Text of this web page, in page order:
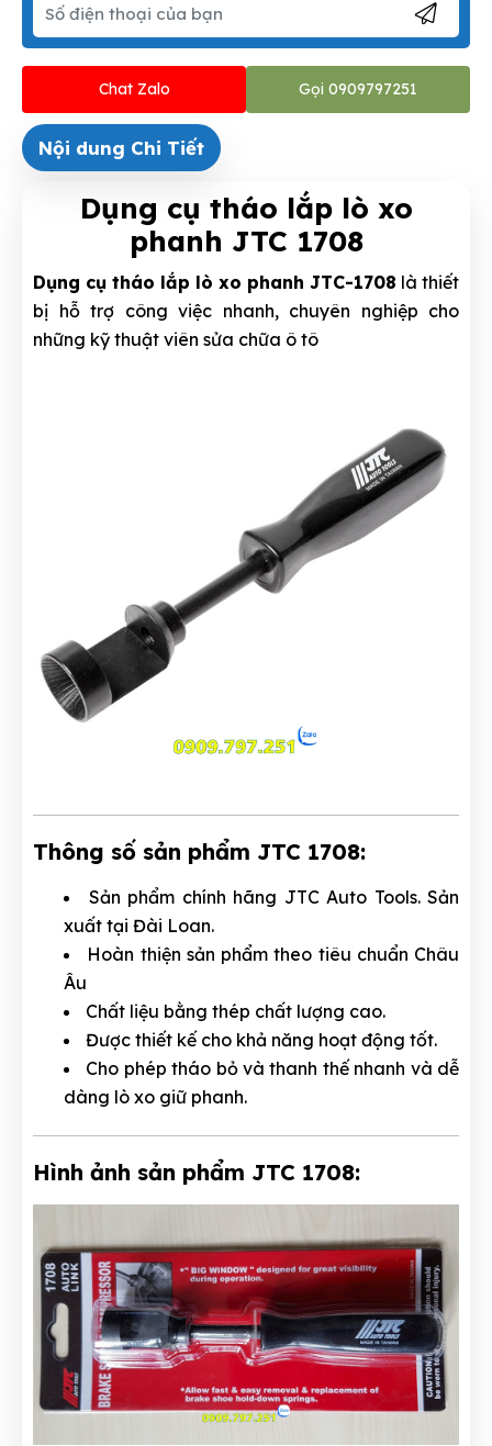
Chat Zalo Gọi 0909797251
Nội dung Chi Tiết
Dụng cụ tháo lắp lò xo
phanh JTC 1708
Dụng cụ tháo lắp lò xo phanh JTC-1708 là thiết
bị hỗ trợ công việc nhanh, chuyên nghiệp cho
những kỹ thuật viên sửa chữa ô tô
Thông số sản phẩm JTC 1708:
Sản phẩm chính hãng JTC Auto Tools. Sản
xuất tại Đài Loan.
Hoàn thiện sản phẩm theo tiêu chuẩn Châu
Âu
Chất liệu bằng thép chất lượng cao.
Được thiết kế cho khả năng hoạt động tốt.
Cho phép tháo bỏ và thanh thế nhanh và dễ
dàng lò xo giữ phanh.
Hình ảnh sản phẩm JTC 1708: